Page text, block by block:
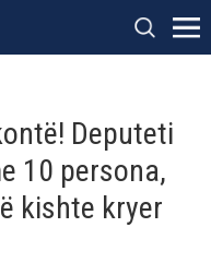
Deputeti
10 persona,
kishte kryer